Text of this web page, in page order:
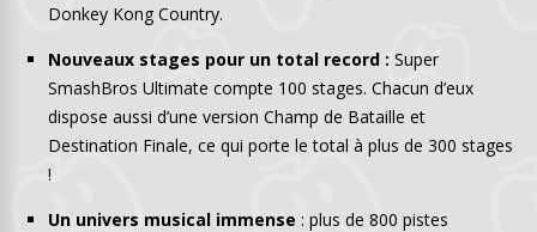
Donkey Kong Country.
Nouveaux stages pour un total record : Super
SmashBros Ultimate compte 100 stages. Chacun d’eux
dispose aussi d’une version Champ de Bataille et
Destination Finale, ce qui porte le total à plus de 300 stages
!
Un univers musical immense : plus de 800 pistes